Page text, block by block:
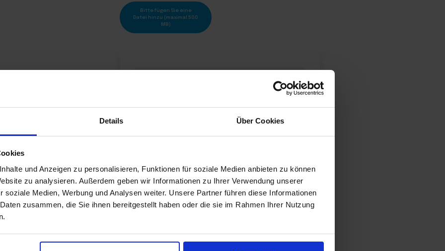
Details Über Cookies
und Anzeigen zu personalisieren, Funktionen für soziale Medien anbieten zu können
zu analysieren. Außerdem geben wir Informationen zu Ihrer Verwendung unserer
soziale Medien, Werbung und Analysen weiter. Unsere Partner führen diese Informationen
zusammen, die Sie ihnen bereitgestellt haben oder die sie im Rahmen Ihrer Nutzung
Bitte fügen Sie eine
Datei hinzu (maximal 500
MB)
51,80
Standard-
420
mm)